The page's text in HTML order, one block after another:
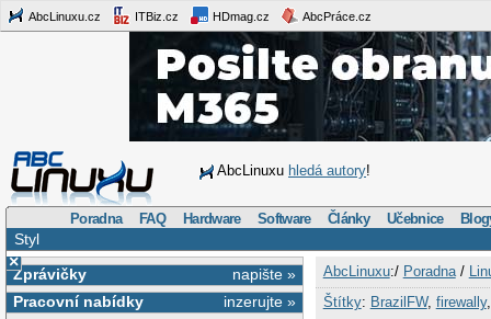
AbcLinuxu.cz ITBiz.cz HDmag.cz AbcPráce.cz
AbcLinuxu hledá autory!
Poradna FAQ Hardware Software Články Učebnice
Styl
×
napište »
Zprávičky
inzerujte »
Pracovní nabídky
AbcLinuxu:/ Poradna/
Štítky: BrazilFW, firewally